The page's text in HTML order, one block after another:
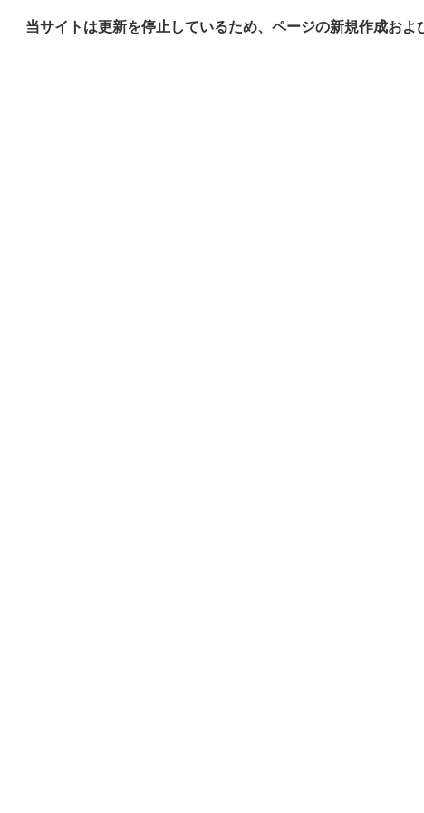
当サイトは更新を停止しているため、ページの新規作成お